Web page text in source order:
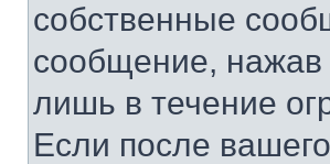
собственные
сообщение, нажав
лишь в течение
Если после